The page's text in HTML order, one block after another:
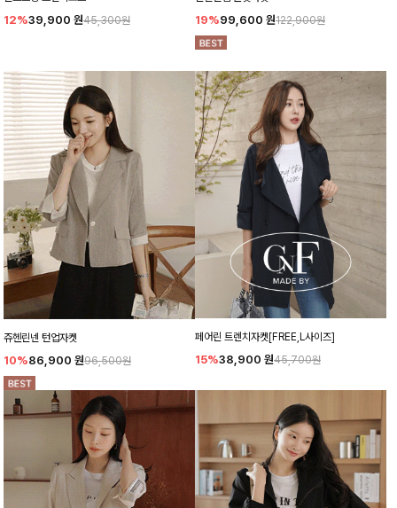
12%39,900 원45,300원 19%99,600 원122,900원
쥬헨린넨 턴업자켓
10%86,900 원96,500원
페어린 트렌치자켓[FREE,L사이즈]
15%38,900 원45,700원